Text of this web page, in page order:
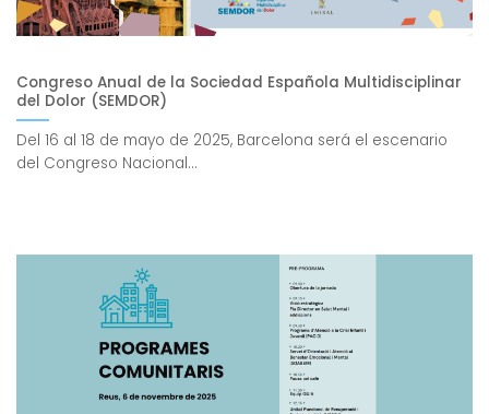
Congreso Anual de la Sociedad Española Multidisciplinar
del Dolor (SEMDOR)
Del 16 al 18 de mayo de 2025, Barcelona será el escenario
del Congreso Nacional...